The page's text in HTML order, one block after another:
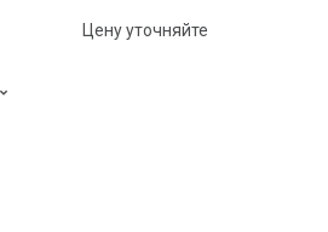
Цену уточняйте